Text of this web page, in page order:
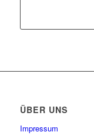
ÜBER UNS
Impressum